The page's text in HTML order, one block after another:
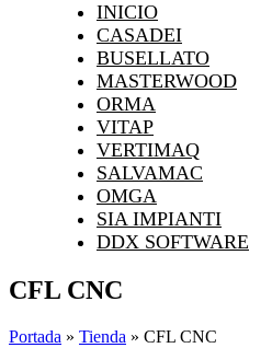
INICIO
CASADEI
BUSELLATO
MASTERWOOD
ORMA
VITAP
VERTIMAQ
SALVAMAC
OMGA
SIA IMPIANTI
DDX SOFTWARE
CFL CNC
Portada » Tienda » CFL CNC